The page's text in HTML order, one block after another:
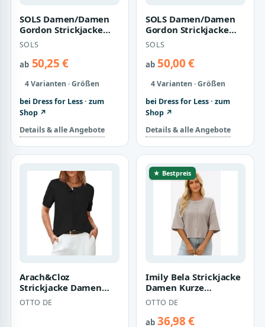
SOLS Damen/Damen
Gordon Strickjacke
mit durchgehendem
Reißverschluss (…
SOLS
ab50,25 €
4 Varianten · Größen
bei Dress for Less · zum
Shop ↗
Details & alle Angebote
SOLS Damen/Damen
Gordon Strickjacke
mit durchgehendem
Reißverschluss (…
SOLS
ab50,00 €
4 Varianten · Größen
bei Dress for Less · zum
Shop ↗
Details & alle Angebote
Arach&Cloz
Strickjacke Damen
Kurzarm Cardigan,
leichte
OTTO DE
★ Bestpreis
Imily Bela Strickjacke
Damen Kurze
Strickjacke (Packung,
1-tlg., 1per-…
OTTO DE
ab36,98 €